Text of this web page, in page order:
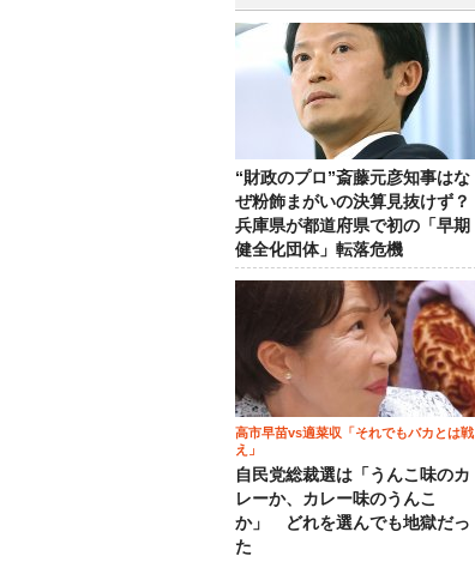
“財政のプロ”斎藤元彦知事はな
ぜ粉飾まがいの決算見抜けず？
兵庫県が都道府県で初の「早期
健全化団体」転落危機
高市早苗vs適菜収「それでもバカとは戦
え」
自民党総裁選は「うんこ味のカ
レーか、カレー味のうんこ
か」 どれを選んでも地獄だっ
た